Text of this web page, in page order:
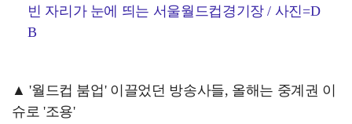
빈 자리가 눈에 띄는 서울월드컵경기장 / 사진=D
B
▲ '월드컵 붐업' 이끌었던 방송사들, 올해는 중계권 이
슈로 '조용'